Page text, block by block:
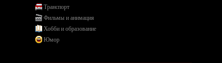
Транспорт
Фильмы и анимация
Хобби и образование
Юмор